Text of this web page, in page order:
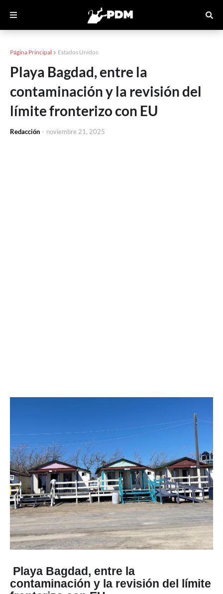
Página Principal Estados Unidos
Playa Bagdad, entre la
contaminación y la revisión del
límite fronterizo con EU
Redacción - noviembre 21, 2025
Playa Bagdad, entre la
contaminación y la revisión del límite